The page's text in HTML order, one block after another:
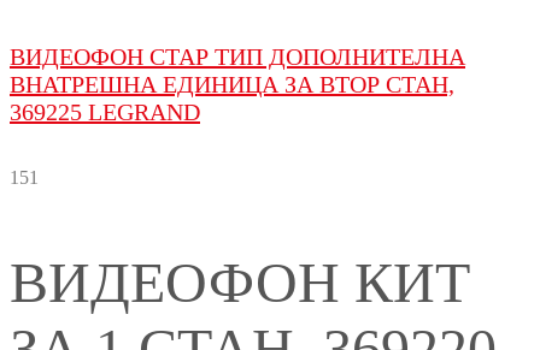
ВИДЕОФОН СТАР ТИП ДОПОЛНИТЕЛНА
ВНАТРЕШНА ЕДИНИЦА ЗА ВТОР СТАН,
369225 LEGRAND
151
ВИДЕОФОН КИТ